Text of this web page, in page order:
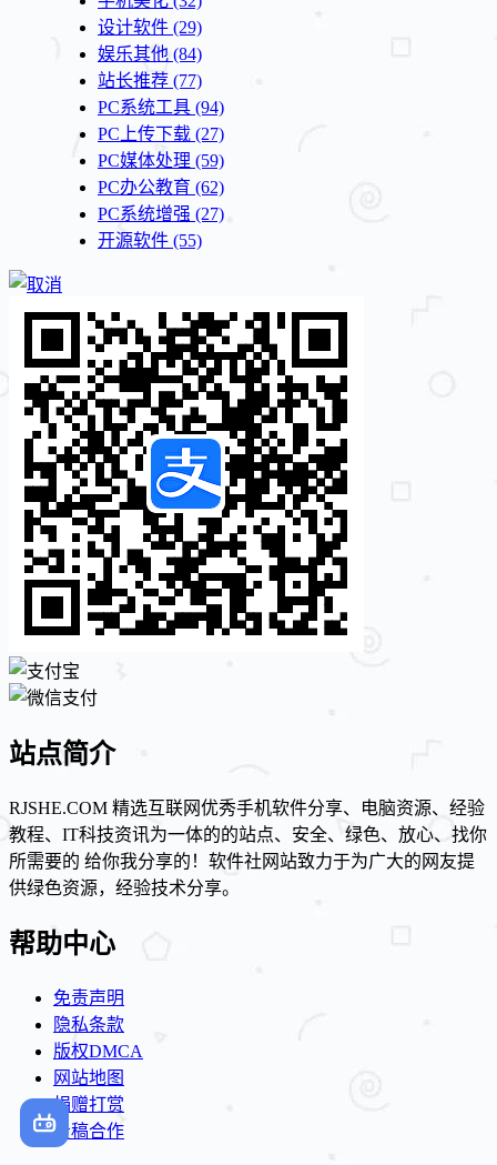
设计软件 (29)
娱乐其他 (84)
站长推荐 (77)
PC系统工具 (94)
PC上传下载 (27)
PC媒体处理 (59)
PC办公教育 (62)
PC系统增强 (27)
开源软件 (55)
站点简介
RJSHE.COM 精选互联网优秀手机软件分享、电脑资源、经验
教程、IT科技资讯为一体的的站点、安全、绿色、放心、找你
所需要的 给你我分享的！软件社网站致力于为广大的网友提
供绿色资源，经验技术分享。
帮助中心
免责声明
隐私条款
版权DMCA
网站地图
捐赠打赏
投稿合作